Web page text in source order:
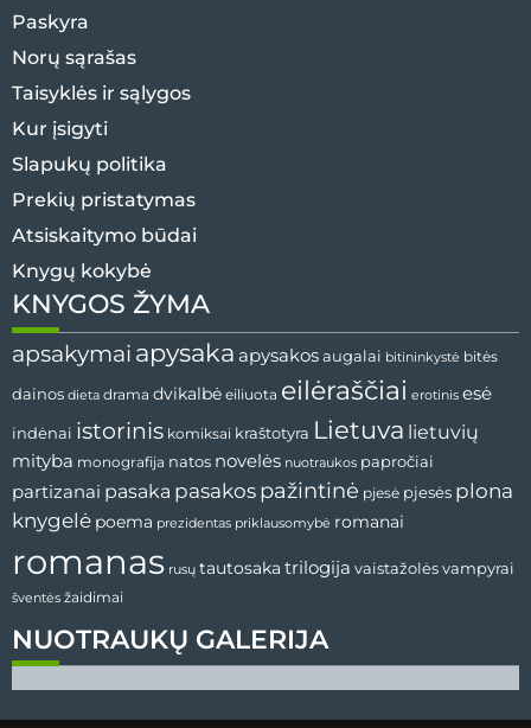
Paskyra
Norų sąrašas
Taisyklės ir sąlygos
Kur įsigyti
Slapukų politika
Prekių pristatymas
Atsiskaitymo būdai
Knygų kokybė
NUOTRAUKŲ GALERIJA
KNYGOS ŽYMA
apsakymai apysaka apysakos augalai bitininkystė bitės
dainos dieta drama dvikalbė eiliuota eilėraščiai erotinis esė
indėnai istorinis komiksai kraštotyra Lietuva lietuvių
mityba monografija natos novelės nuotraukos papročiai
partizanai pasaka pasakos pažintinė pjesė pjesės plona
knygelė poema prezidentas priklausomybė romanai
romanas rusų tautosaka trilogija vaistažolėsvampyrai
šventės žaidimai